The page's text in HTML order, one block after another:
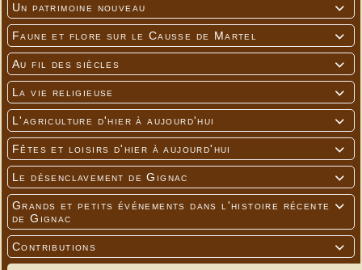

Un patrimoine nouveau

Faune et flore sur le Causse de Martel

Au fil des siècles

La vie religieuse

L'agriculture d'hier à aujourd'hui

Fêtes et loisirs d'hier à aujourd'hui

Le désenclavement de Gignac

Grands et petits événements dans l'histoire récente
de Gignac

Contributions